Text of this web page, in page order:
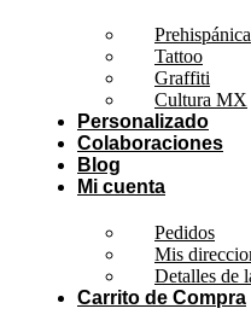
Prehispánica
Tattoo
Graffiti
Cultura MX
Personalizado
Colaboraciones
Blog
Mi cuenta
Pedidos
Mis
Detalles de
Carrito de Compra